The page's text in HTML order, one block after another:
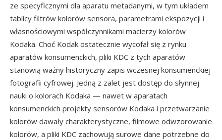
ze specyficznymi dla aparatu metadanymi, w tym układem
tablicy filtrów kolorów sensora, parametrami ekspozycji i
własnościowymi współczynnikami macierzy kolorów
Kodaka. Choć Kodak ostatecznie wycofał się z rynku
aparatów konsumenckich, pliki KDC z tych aparatów
stanowią ważny historyczny zapis wczesnej konsumenckiej
fotografii cyfrowej. Jedną z zalet jest dostęp do słynnej
nauki o kolorach Kodaka — nawet w aparatach
konsumenckich projekty sensorów Kodaka i przetwarzanie
kolorów dawały charakterystyczne, filmowe odwzorowanie
kolorów, a pliki KDC zachowują surowe dane potrzebne do